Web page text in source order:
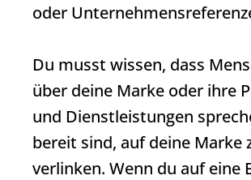
oder
Du musst wissen, dass
über deine Marke oder ihre
und Dienstleistungen
bereit sind, auf deine Marke
verlinken. Wenn du auf eine